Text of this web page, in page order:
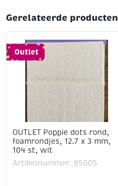
Gerelateerde producten
Outlet
OUTLET Poppie dots rond,
foamrondjes, 12.7 x 3 mm,
104 st, wit
Artikelnummer: 85005